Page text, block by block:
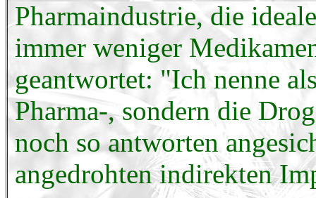
Pharmaindustrie, die
immer weniger
geantwortet: "Ich nenne
Pharma-, sondern die
noch so antworten
angedrohten indirekten